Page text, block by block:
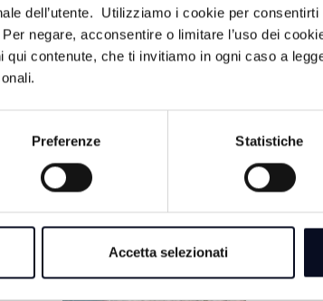
dell’utente. Utilizziamo i cookie per
negare, acconsentire o limitare l’uso dei
qui contenute, che ti invitiamo in ogni caso a
Preferenze Statistiche
Accetta selezionati
occupate
FORLÌ:
pubblico
denunciata
8
a